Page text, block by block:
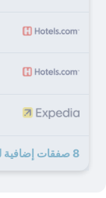
8 صفقات إضافية لـ بان أونراك كوه تشانغ